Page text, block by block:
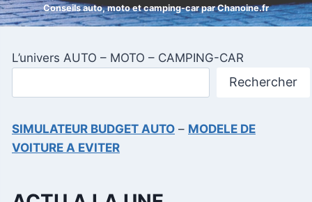
Conseils auto, moto et camping-car par Chanoine.fr
L’univers AUTO – MOTO – CAMPING-CAR
Rechercher
SIMULATEUR BUDGET AUTO – MODELE DE
VOITURE A EVITER